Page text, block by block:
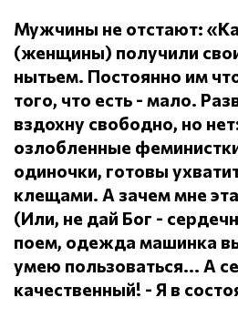
Мужчины не отстают:
(женщины) получили
нытьем. Постоянно им
того, что есть - мало.
вздохну свободно, но
озлобленные
одиночки, готовы
клещами. А зачем мне
(Или, не дай Бог -
поем, одежда машинка
умею пользоваться... А
качественный! - Я в